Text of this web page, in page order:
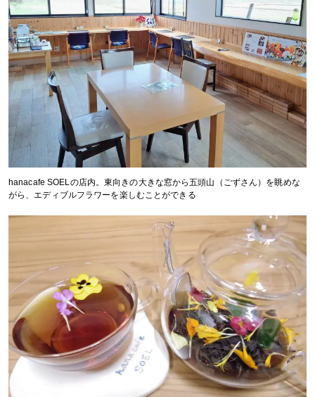
hanacafe SOELの店内。東向きの大きな窓から五頭山（ごずさん）を眺めな
がら、エディブルフラワーを楽しむことができる